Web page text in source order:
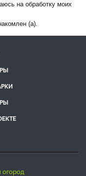
на обработку моих
(а).
огород